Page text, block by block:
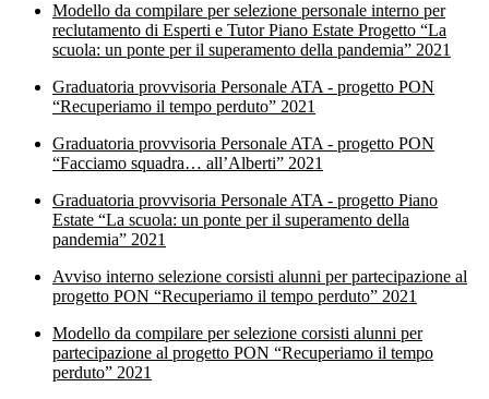
Modello da compilare per selezione personale interno per
reclutamento di Esperti e Tutor Piano Estate Progetto “La
scuola: un ponte per il superamento della pandemia” 2021
Graduatoria provvisoria Personale ATA - progetto PON
“Recuperiamo il tempo perduto” 2021
Graduatoria provvisoria Personale ATA - progetto PON
“Facciamo squadra… all’Alberti” 2021
Graduatoria provvisoria Personale ATA - progetto Piano
Estate “La scuola: un ponte per il superamento della
pandemia” 2021
Avviso interno selezione corsisti alunni per partecipazione al
progetto PON “Recuperiamo il tempo perduto” 2021
Modello da compilare per selezione corsisti alunni per
partecipazione al progetto PON “Recuperiamo il tempo
perduto” 2021